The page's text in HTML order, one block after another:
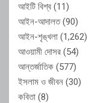
আইটি বিশ্ব (11)
আইন-আদালত(90)
আইন-শৃঙ্খলা (1,262)
আওয়ামী দোসর (54)
আন্তর্জাতিক (577)
ইসলাম ও জীবন (30)
কবিতা (8)